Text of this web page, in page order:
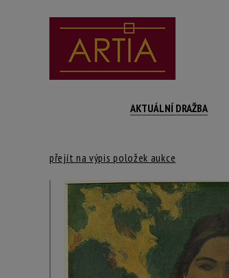
AKTUÁLNÍ DRAŽBA
přejít na výpis položek aukce